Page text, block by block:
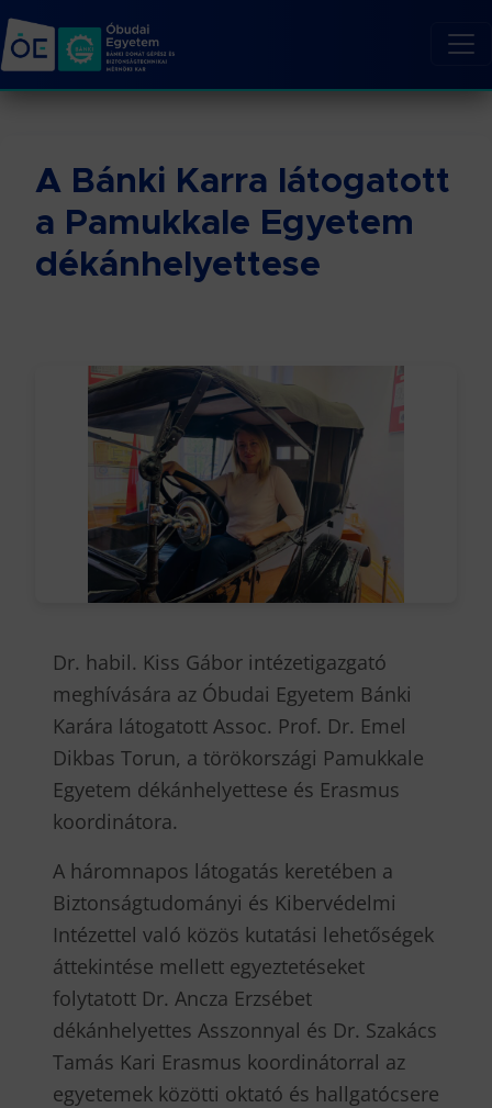
A Bánki Karra látogatott
a Pamukkale Egyetem
dékánhelyettese
Dr. habil. Kiss Gábor intézetigazgató
meghívására az Óbudai Egyetem Bánki
Karára látogatott Assoc. Prof. Dr. Emel
Dikbas Torun, a törökországi Pamukkale
Egyetem dékánhelyettese és Erasmus
koordinátora.
A háromnapos látogatás keretében a
Biztonságtudományi és Kibervédelmi
Intézettel való közös kutatási lehetőségek
áttekintése mellett egyeztetéseket
folytatott Dr. Ancza Erzsébet
dékánhelyettes Asszonnyal és Dr. Szakács
Tamás Kari Erasmus koordinátorral az
egyetemek közötti oktató és hallgatócsere